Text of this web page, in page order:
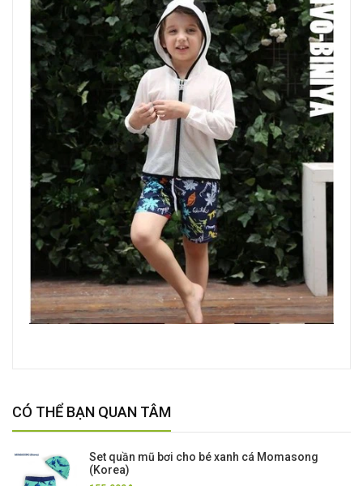
CÓ THỂ BẠN QUAN TÂM
Set quần mũ bơi cho bé xanh cá Momasong
(Korea)